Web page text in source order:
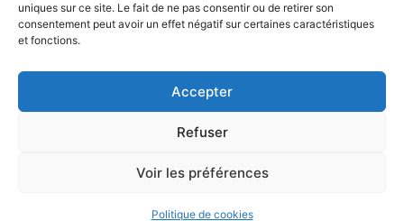
uniques sur ce site. Le fait de ne pas consentir ou de retirer son
consentement peut avoir un effet négatif sur certaines caractéristiques
et fonctions.
Accepter
Refuser
Voir les préférences
Politique de cookies
Enregistrer mon nom, mon e-mail et mon site dans le
navigateur pour mon prochain commentaire.